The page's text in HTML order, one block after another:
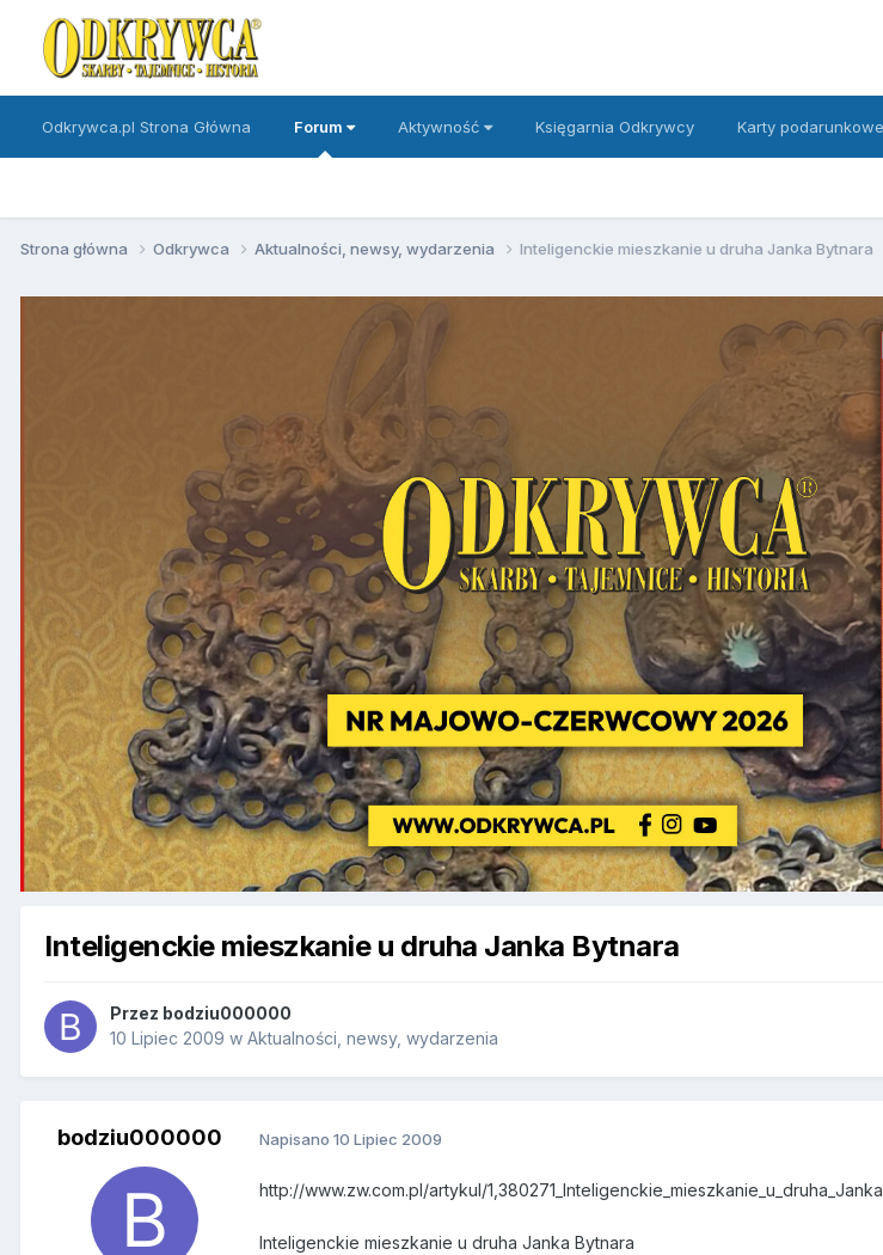
Odkrywca.pl Strona Główna Forum Aktywność Księgarnia Odkrywcy Karty podarunkowe
Strona główna Odkrywca Aktualności, newsy, wydarzenia Inteligenckie mieszkanie u druha Janka Bytnara
Inteligenckie mieszkanie u druha Janka Bytnara
Przez bodziu000000
10 Lipiec 2009 w Aktualności, newsy, wydarzenia
bodziu000000 Napisano 10 Lipiec 2009
http://www.zw.com.pl/artykul/
Inteligenckie mieszkanie u druha Janka Bytnara